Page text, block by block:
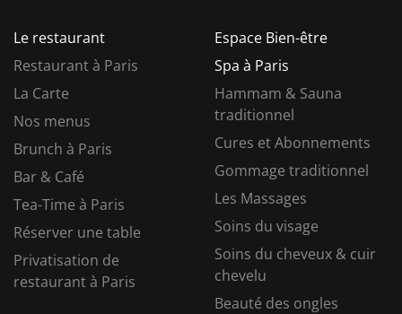
Le restaurant
Restaurant à Paris
La Carte
Nos menus
Brunch à Paris
Bar & Café
Tea-Time à Paris
Réserver une table
Privatisation de
restaurant à Paris
Espace Bien-être
Spa à Paris
Hammam & Sauna
traditionnel
Cures et Abonnements
Gommage traditionnel
Les Massages
Soins du visage
Soins du cheveux & cuir
chevelu
Beauté des ongles